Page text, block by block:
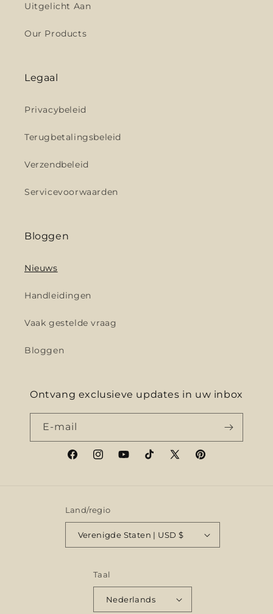
Uitgelicht Aan
Our Products
Legaal
Privacybeleid
Terugbetalingsbeleid
Verzendbeleid
Servicevoorwaarden
Bloggen
Nieuws
Handleidingen
Vaak gestelde vraag
Bloggen
Ontvang exclusieve updates in uw inbox
E‑mail
FacebookInstagramYouTubeTikTokX
Pinterest
Land/regio
Verenigde Staten | USD $
Taal
Nederlands